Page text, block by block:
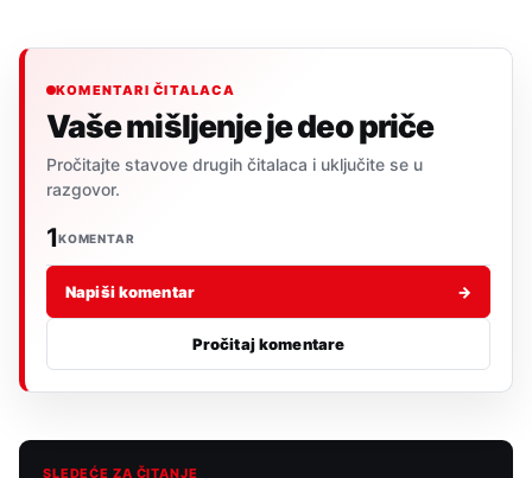
KOMENTARI ČITALACA
Vaše mišljenje je deo priče
Pročitajte stavove drugih čitalaca i uključite se u
razgovor.
1KOMENTAR
Napiši komentar →
Pročitaj komentare
SLEDEĆE ZA ČITANJE